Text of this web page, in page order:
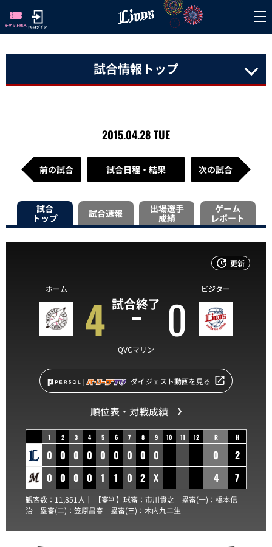
試合情報トップ
2015.04.28 TUE
前の試合 試合日程・結果 次の試合
試合
トップ
試合速報
出場選手
成績
ゲーム
レポート
更新
試合終了
ホーム
4 0
ビジター
QVCマリン
ダイジェスト動画を見る
順位表・対戦成績
1 2 3 4 5 6 7 8 9 10 11 12
0 0 0 0 0 0 0 0 0
0 0 0 0 1 1 0 2 X
R H
0
2
4
7
観客数：11,851人｜ 【審判】球審： 市川貴之 塁審(一)： 橋本信
治 塁審(二)： 笠原昌春 塁審(三)： 木内九二生